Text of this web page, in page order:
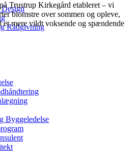
Rådgivning
Byggeledelse
Trustrup Kirkegård etableret – vi
blomstre over sommen og opleve,
et mere vildt voksende og spændende